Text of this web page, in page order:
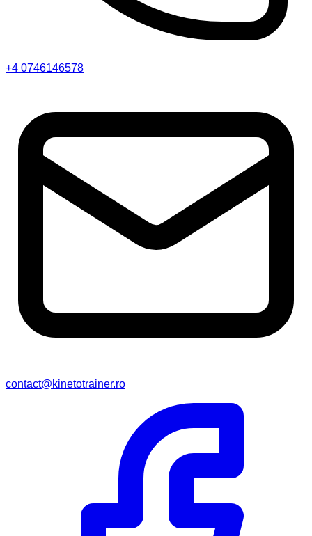
+4 0746146578
contact@kinetotrainer.ro